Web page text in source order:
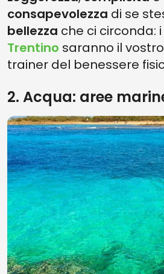
consapevolezza di se
bellezza che ci circonda: i
Trentino saranno il
trainer del benessere
2. Acqua: aree